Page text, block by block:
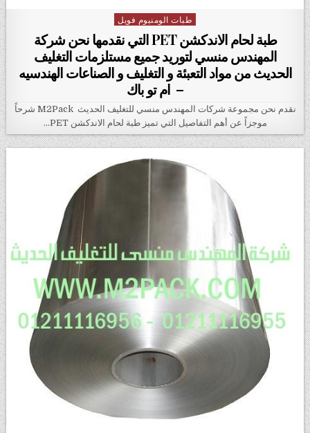
Posted in
طبات الومنيوم فويل
طبة لحام الاندكشن PET التي نقدمها نحن شركة
المهندس منسي لتوريد جميع مستلزمات التغليف
الحديث من مواد التعبئة و التغليف و الصناعات الهندسيه
– ام تو باك
نقدم نحن مجموعة شركات المهندس منسي للتغليف الحديث M2Pack شرحاً
موجزاً عن أهم التفاصيل التي تميز طبة لحام الاندكشن PET…